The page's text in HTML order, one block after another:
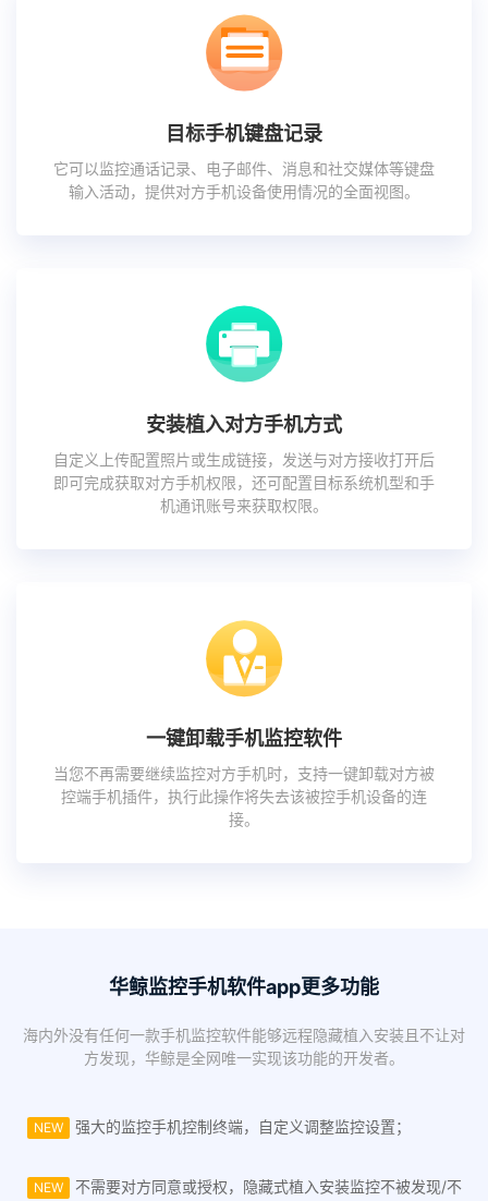
目标手机键盘记录
它可以监控通话记录、电子邮件、消息和社交媒体等键盘
输入活动，提供对方手机设备使用情况的全面视图。
安装植入对方手机方式
自定义上传配置照片或生成链接，发送与对方接收打开后
即可完成获取对方手机权限，还可配置目标系统机型和手
机通讯账号来获取权限。
一键卸载手机监控软件
当您不再需要继续监控对方手机时，支持一键卸载对方被
控端手机插件，执行此操作将失去该被控手机设备的连
接。
华鲸监控手机软件app更多功能
海内外没有任何一款手机监控软件能够远程隐藏植入安装且不让对
方发现，华鲸是全网唯一实现该功能的开发者。
NEW 强大的监控手机控制终端，自定义调整监控设置；
NEW
不需要对方同意或授权，隐藏式植入安装监控不被发现/不